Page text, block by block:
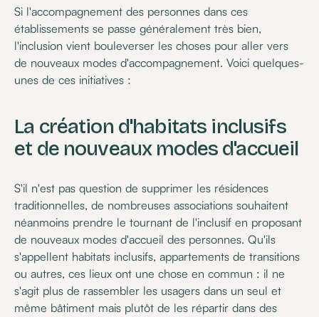
Si l'accompagnement des personnes dans ces
établissements se passe généralement très bien,
l'inclusion vient bouleverser les choses pour aller vers
de nouveaux modes d'accompagnement. Voici quelques-
unes de ces initiatives :
La création d'habitats inclusifs
et de nouveaux modes d'accueil
S'il n'est pas question de supprimer les résidences
traditionnelles, de nombreuses associations souhaitent
néanmoins prendre le tournant de l'inclusif en proposant
de nouveaux modes d'accueil des personnes. Qu'ils
s'appellent habitats inclusifs, appartements de transitions
ou autres, ces lieux ont une chose en commun : il ne
s'agit plus de rassembler les usagers dans un seul et
même bâtiment mais plutôt de les répartir dans des